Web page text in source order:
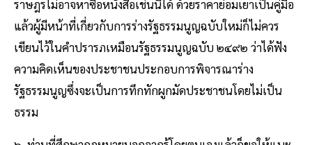
ราษฎรไม่อาจหาซื้อหนังสือเช่นนี้ได้ ด้วยราคาย่อมเยาเป็นคู่มือ
แล้วผู้มีหน้าที่เกี่ยวกับการร่างรัฐธรรมนูญฉบับใหม่ก็ไม่ควร
เขียนไว้ในคําปรารภเหมือนรัฐธรรมนูญฉบับ ๒๔๙๒ ว่าได้ฟัง
ความคิดเห็นของประชาชนประกอบการพิจารณาร่าง
รัฐธรรมนูญซึ่งจะเป็นการทึกทักผูกมัดประชาชนโดยไม่เป็น
ธรรม